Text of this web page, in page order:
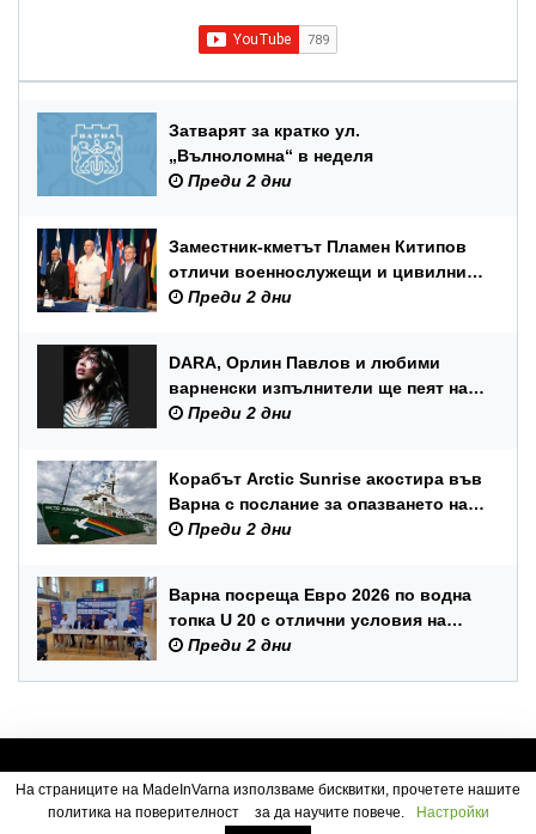
Затварят за кратко ул.
„Вълноломна“ в неделя
Преди 2 дни
Заместник-кметът Пламен Китипов
отличи военнослужещи и цивилни
служители по повод Празника на
Преди 2 дни
DARA, Орлин Павлов и любими
варненски изпълнители ще пеят на
празника на Варна
Преди 2 дни
Корабът Arctic Sunrise акостира във
Варна с послание за опазването на
Черно море
Преди 2 дни
Варна посреща Евро 2026 по водна
топка U 20 с отлични условия на
състезателните басейни
Преди 2 дни
Посетители:2
На страниците на MadeInVarna използваме бисквитки, прочетете нашите
политика на поверителност
за да научите повече. Настройки